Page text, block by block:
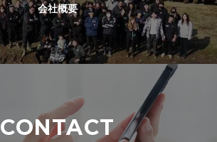
会社概要
CONTACT